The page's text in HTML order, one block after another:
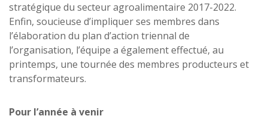
stratégique du secteur agroalimentaire 2017-2022.
Enfin, soucieuse d’impliquer ses membres dans
l’élaboration du plan d’action triennal de
l’organisation, l’équipe a également effectué, au
printemps, une tournée des membres producteurs et
transformateurs.
Pour l’année à venir